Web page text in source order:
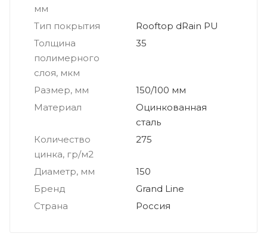
мм
Тип покрытия
Rooftop dRain PU
Толщина
полимерного
слоя, мкм
35
Размер, мм
150/100 мм
Материал
Оцинкованная
сталь
Количество
цинка, гр/м2
275
Диаметр, мм
150
Бренд
Grand Line
Страна
Россия